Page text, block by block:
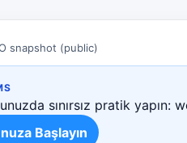
snapshot (public)
sınırsız pratik
Başlayın